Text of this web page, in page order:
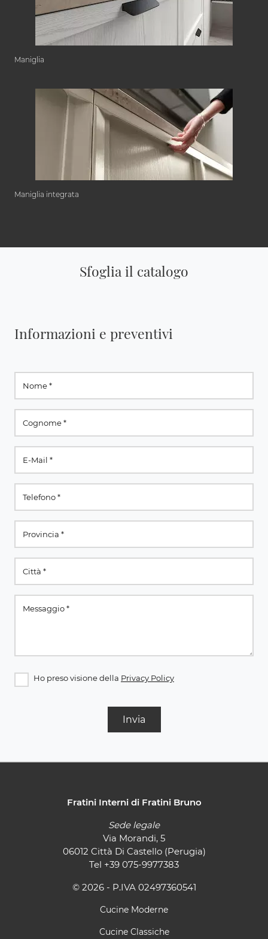
Maniglia
Maniglia integrata
Sfoglia il catalogo
Informazioni e preventivi
Ho preso visione della Privacy Policy
Invia
Fratini Interni di Fratini Bruno
Sede legale
Via Morandi, 5
06012 Città Di Castello (Perugia)
Tel +39 075-9977383
© 2026 - P.IVA 02497360541
Cucine Moderne
Cucine Classiche